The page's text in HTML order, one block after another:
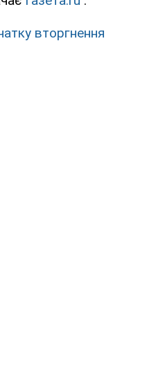
вторгнення